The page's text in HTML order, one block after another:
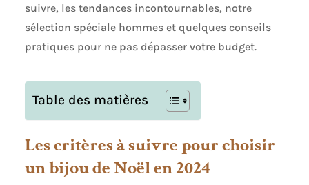
suivre, les tendances incontournables, notre
sélection spéciale hommes et quelques conseils
pratiques pour ne pas dépasser votre budget.
Table des matières
Les critères à suivre pour choisir
un bijou de Noël en 2024